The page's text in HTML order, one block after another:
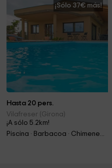
¡Sólo 37€ más!
Hasta 20 pers.
Vilafreser (Girona)
¡A sólo 5.2km!
Piscina · Barbacoa · Chimenea · Jacuzzi